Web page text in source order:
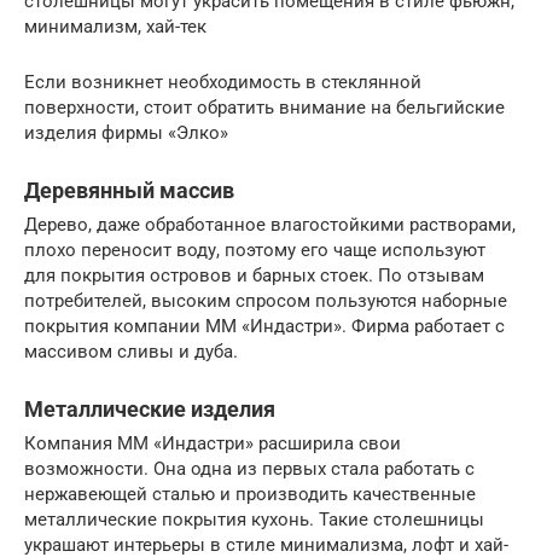
минимализм, хай-тек
Если возникнет необходимость в стеклянной
поверхности, стоит обратить внимание на бельгийские
изделия фирмы «Элко»
Деревянный массив
Дерево, даже обработанное влагостойкими растворами,
плохо переносит воду, поэтому его чаще используют
для покрытия островов и барных стоек. По отзывам
потребителей, высоким спросом пользуются наборные
покрытия компании ММ «Индастри». Фирма работает с
массивом сливы и дуба.
Металлические изделия
Компания ММ «Индастри» расширила свои
возможности. Она одна из первых стала работать с
нержавеющей сталью и производить качественные
металлические покрытия кухонь. Такие столешницы
украшают интерьеры в стиле минимализма, лофт и хай-